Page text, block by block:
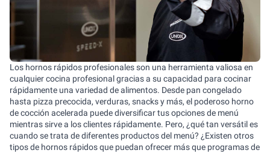
Los hornos rápidos profesionales son una herramienta valiosa en
cualquier cocina profesional gracias a su capacidad para cocinar
rápidamente una variedad de alimentos. Desde pan congelado
hasta pizza precocida, verduras, snacks y más, el poderoso horno
de cocción acelerada puede diversificar tus opciones de menú
mientras sirve a los clientes rápidamente. Pero, ¿qué tan versátil es
cuando se trata de diferentes productos del menú? ¿Existen otros
tipos de hornos rápidos que puedan ofrecer más que programas de